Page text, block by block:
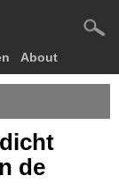
About
de